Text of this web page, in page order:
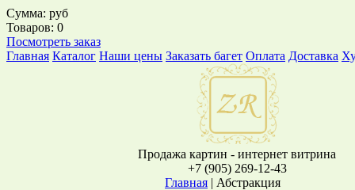
Сумма: руб
Товаров: 0
Посмотреть заказ
Главная Каталог Наши цены Заказать багет Оплата Доставка
Продажа картин - интернет витрина
+7 (905) 269-12-43
Главная | Абстракция